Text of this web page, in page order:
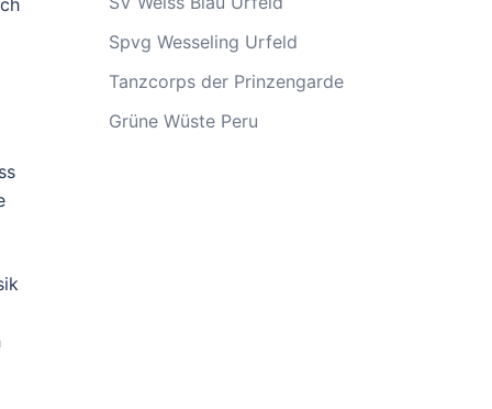
Spvg Wesseling Urfeld
Tanzcorps der Prinzengarde
Grüne Wüste Peru